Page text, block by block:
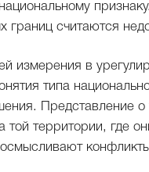
границ считаются
измерения в
типа
Представление
той территории, где